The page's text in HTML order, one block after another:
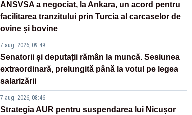
ANSVSA a negociat, la Ankara, un acord pentru
facilitarea tranzitului prin Turcia al carcaselor de
ovine și bovine
7 aug. 2026, 09:49
Senatorii și deputații rămân la muncă. Sesiunea
extraordinară, prelungită până la votul pe legea
salarizării
7 aug. 2026, 08:46
Strategia AUR pentru suspendarea lui Nicușor